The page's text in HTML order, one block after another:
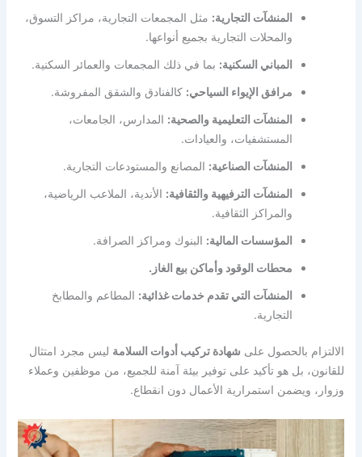
المنشآت التجارية: مثل المجمعات التجارية، مراكز التسوق،
والمحلات التجارية بجميع أنواعها.
المباني السكنية: بما في ذلك المجمعات والعمائر السكنية.
مرافق الإيواء السياحي: كالفنادق والشقق المفروشة.
المنشآت التعليمية والصحية: المدارس، الجامعات،
المستشفيات، والعيادات.
المنشآت الصناعية: المصانع والمستودعات التجارية.
المنشآت الترفيهية والثقافية: الأندية، الملاعب الرياضية،
والمراكز الثقافية.
المؤسسات المالية: البنوك ومراكز الصرافة.
محطات الوقود وأماكن بيع الغاز.
المنشآت التي تقدم خدمات غذائية: المطاعم والمطابخ
التجارية.
الالتزام بالحصول على شهادة تركيب أدوات السلامة ليس مجرد امتثال
للقانون، بل هو تأكيد على توفير بيئة آمنة للجميع، من موظفين وعملاء
وزوار، ويضمن استمرارية الأعمال دون انقطاع.